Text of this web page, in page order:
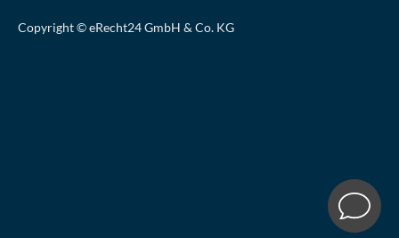
Copyright © eRecht24 GmbH & Co. KG